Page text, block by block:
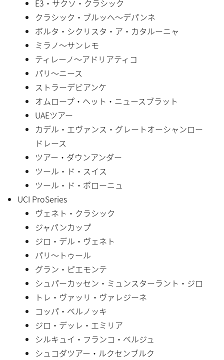
E3・サクソ・クラシック
クラシック・ブルッヘ〜デパンネ
ボルタ・シクリスタ・ア・カタルーニャ
ミラノ〜サンレモ
ティレーノ〜アドリアティコ
パリ〜ニース
ストラーデビアンケ
オムロープ・ヘット・ニュースブラット
UAEツアー
カデル・エヴァンス・グレートオーシャンロー
ドレース
ツアー・ダウンアンダー
ツール・ド・スイス
ツール・ド・ポローニュ
UCI ProSeries
ヴェネト・クラシック
ジャパンカップ
ジロ・デル・ヴェネト
パリ〜トゥール
グラン・ピエモンテ
シュパーカッセン・ミュンスターラント・ジロ
トレ・ヴァッリ・ヴァレジーネ
コッパ・ベルノッキ
ジロ・デッレ・エミリア
シルキュイ・フランコ・ベルジュ
シュコダツアー・ルクセンブルク